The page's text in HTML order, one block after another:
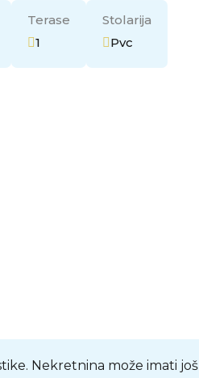
Terase
1
Stolarija
Pvc
Nekretnina može imati još